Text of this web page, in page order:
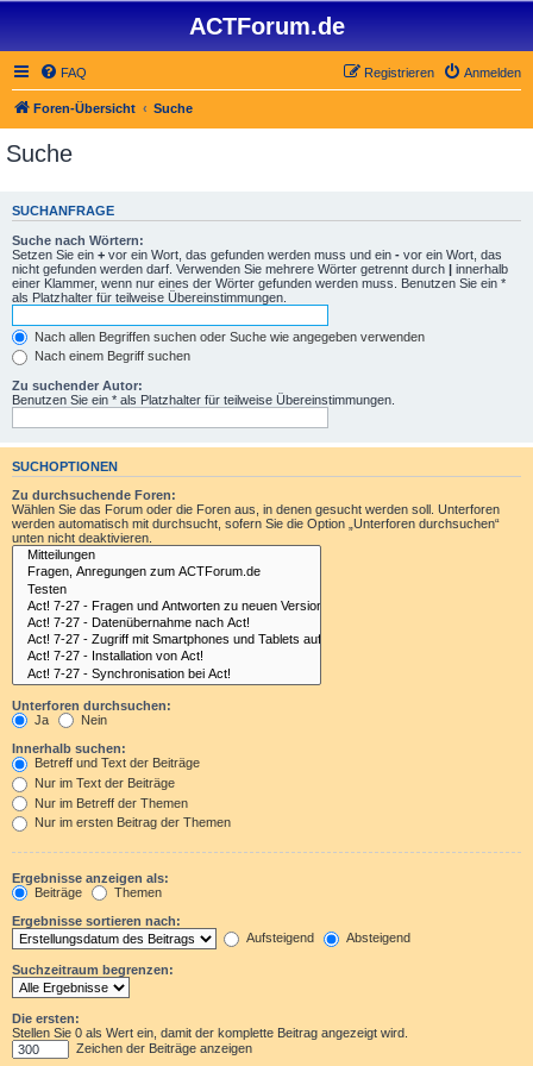
ACTForum.de
FAQ Anmelden
Registrieren
Foren-Übersicht Suche
Suche
SUCHANFRAGE
Suche nach Wörtern:
Setzen Sie ein + vor ein Wort, das gefunden werden muss und ein - vor ein Wort, das
nicht gefunden werden darf. Verwenden Sie mehrere Wörter getrennt durch | innerhalb
einer Klammer, wenn nur eines der Wörter gefunden werden muss. Benutzen Sie ein *
als Platzhalter für teilweise Übereinstimmungen.
Nach allen Begriffen suchen oder Suche wie angegeben verwenden
Nach einem Begriff suchen
Zu suchender Autor:
Benutzen Sie ein * als Platzhalter für teilweise Übereinstimmungen.
SUCHOPTIONEN
Zu durchsuchende Foren:
Wählen Sie das Forum oder die Foren aus, in denen gesucht werden soll. Unterforen
werden automatisch mit durchsucht, sofern Sie die Option „Unterforen durchsuchen“
unten nicht deaktivieren.
Unterforen durchsuchen:
Ja
Nein
Innerhalb suchen:
Betreff und Text der Beiträge
Nur im Text der Beiträge
Nur im Betreff der Themen
Nur im ersten Beitrag der Themen
Ergebnisse anzeigen als:
Beiträge
Themen
Ergebnisse sortieren nach:
Aufsteigend
Absteigend
Suchzeitraum begrenzen:
Die ersten:
Stellen Sie 0 als Wert ein, damit der komplette Beitrag angezeigt wird.
Zeichen der Beiträge anzeigen